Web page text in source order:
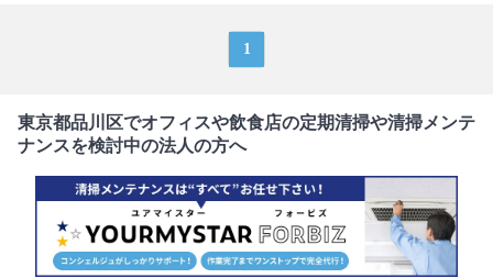
1
東京都品川区でオフィスや飲食店の定期清掃や清掃メンテ
ナンスを検討中の法人の方へ